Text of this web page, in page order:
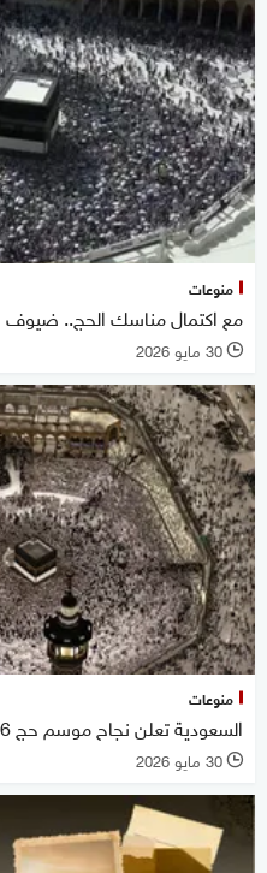
منوعات
مع اكتمال مناسك الحج.. ضيوف
l 30 مايو 2026
منوعات
السعودية تعلن نجاح موسم حج 2026
l 30 مايو 2026